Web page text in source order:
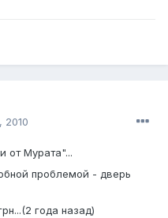
2010
от Мурата"...
проблемой - дверь
года назад)